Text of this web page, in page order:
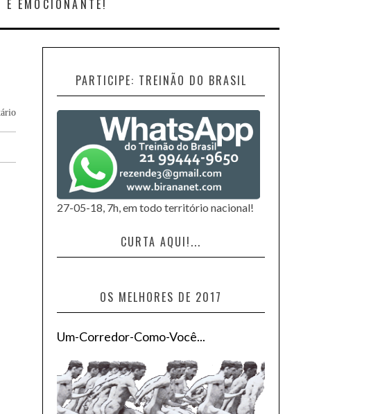
É EMOCIONANTE!
PARTICIPE: TREINÃO DO BRASIL
27-05-18, 7h, em todo território nacional!
CURTA AQUI!...
OS MELHORES DE 2017
Um-Corredor-Como-Você...